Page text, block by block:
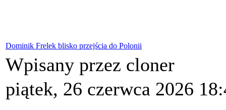
Dominik Frelek blisko przejścia do Polonii
Wpisany przez cloner
piątek, 26 czerwca 2026